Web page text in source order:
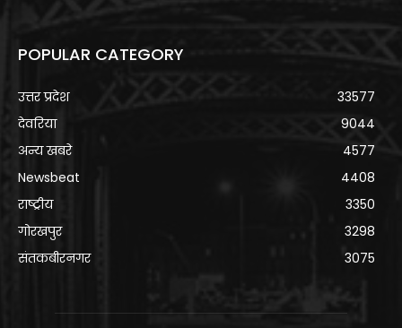
POPULAR CATEGORY
उत्तर प्रदेश
33577
देवरिया
9044
अन्य खबरे
4577
Newsbeat
4408
राष्ट्रीय
3350
गोरखपुर
3298
संतकबीरनगर
3075